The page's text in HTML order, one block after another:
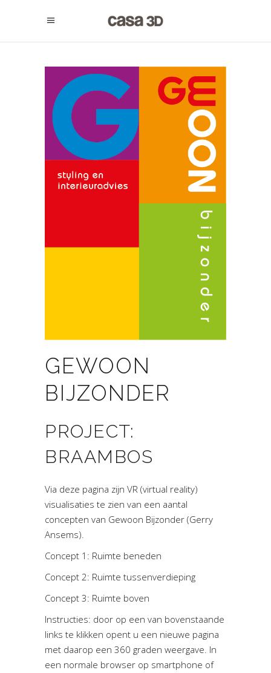
GEWOON
BIJZONDER
PROJECT:
BRAAMBOS
Via deze pagina zijn VR (virtual reality)
visualisaties te zien van een aantal
concepten van Gewoon Bijzonder (Gerry
Ansems).
Concept 1: Ruimte beneden
Concept 2: Ruimte tussenverdieping
Concept 3: Ruimte boven
Instructies: door op een van bovenstaande
links te klikken opent u een nieuwe pagina
met daarop een 360 graden weergave. In
een normale browser op smartphone of